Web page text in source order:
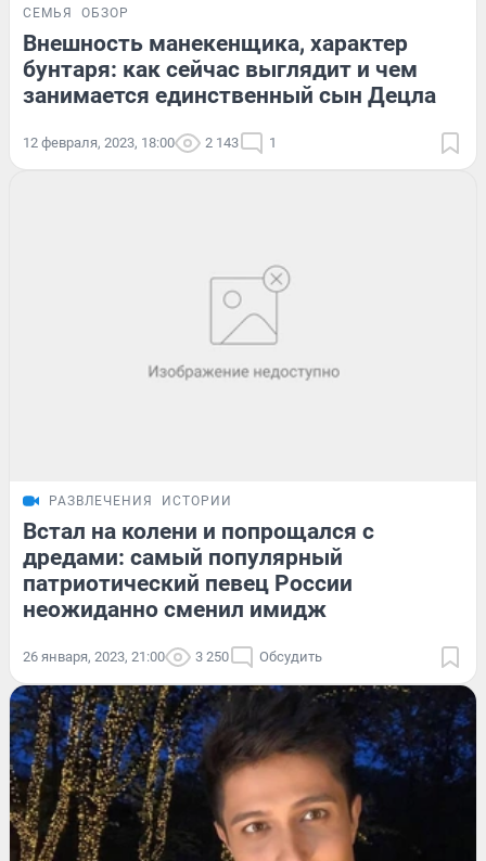
СЕМЬЯ ОБЗОР
Внешность манекенщика, характер
бунтаря: как сейчас выглядит и чем
занимается единственный сын Децла
12 февраля, 2023, 18:00 2 143 1
РАЗВЛЕЧЕНИЯ ИСТОРИИ
Встал на колени и попрощался с
дредами: самый популярный
патриотический певец России
неожиданно сменил имидж
26 января, 2023, 21:00 3 250 Обсудить